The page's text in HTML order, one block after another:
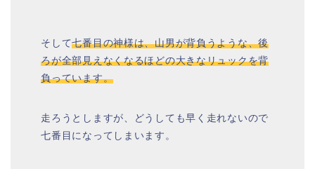
そして七番目の神様は、山男が背負うような、後
ろが全部見えなくなるほどの大きなリュックを背
負っています。
走ろうとしますが、どうしても早く走れないので
七番目になってしまいます。